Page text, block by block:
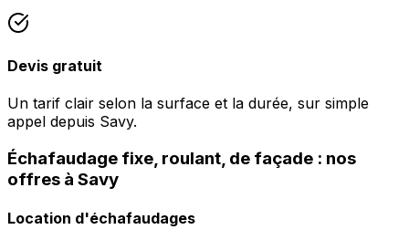
Devis gratuit
Un tarif clair selon la surface et la durée, sur simple
appel depuis Savy.
Échafaudage fixe, roulant, de façade : nos
offres à Savy
Location d'échafaudages